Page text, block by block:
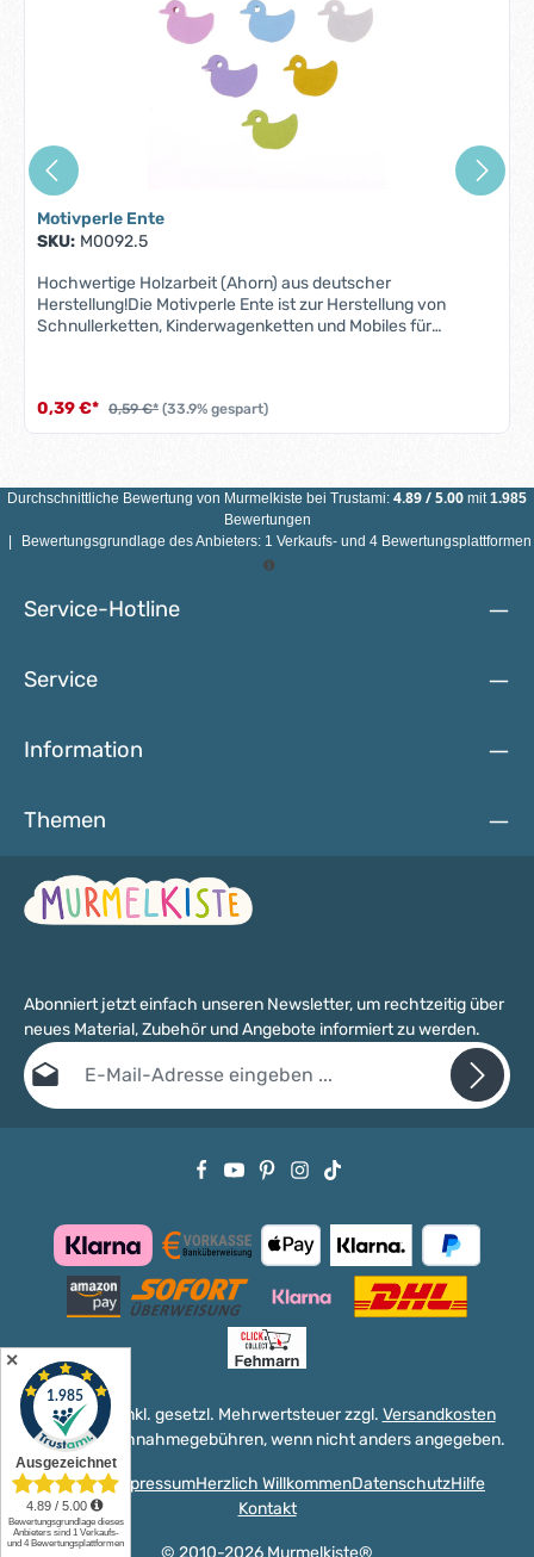
Motivperle Ente
SKU: M0092.5
Hochwertige Holzarbeit (Ahorn) aus deutscher
Herstellung!Die Motivperle Ente ist zur Herstellung von
Schnullerketten, Kinderwagenketten und Mobiles für
speichelfest, farbecht - also für Babys Münder völlig
unbedenklich. Menge: 1Farbe: frei wählbarMaße: 12 mmx 16
KINDER UNTER 3 JAHREN NICHT GEEIGNET! (Einzelteile)
0,39 €* 0,59 €* (33.9% gespart)
Durchschnittliche Bewertung von Murmelkiste bei Trustami: 4.89/5.00 mit1.985
Bewertungen
Bewertungsgrundlage des Anbieters: 1 Verkaufs- und 4 Bewertungsplattformen
Service-Hotline
Service
Information
Themen
Abonniert jetzt einfach unseren Newsletter, um rechtzeitig über
neues Material, Zubehör und Angebote informiert zu werden.
E-Mail-Adresse*
Datenschutzbestimmungenzur Kenntnis genommen
Alle Preise inkl. gesetzl. Mehrwertsteuer zzgl. Versandkosten
und ggf. Nachnahmegebühren, wenn nicht anders angegeben.
VersandImpressumHerzlich WillkommenDatenschutzHilfe
Kontakt
✕